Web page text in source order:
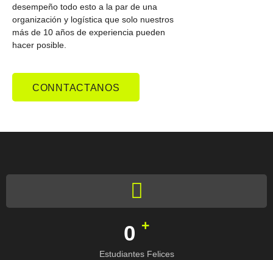
desempeño todo esto a la par de una
organización y logística que solo nuestros
más de 10 años de experiencia pueden
hacer posible.
CONNTACTANOS
0 +
Estudiantes Felices